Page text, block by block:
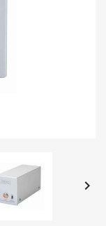
